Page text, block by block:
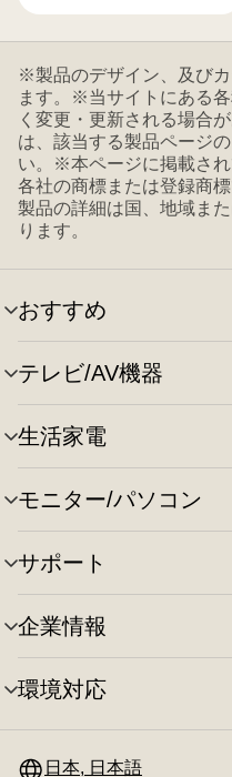
※製品のデザイン、及び
ます。※当サイトにある
く変更・更新される場合
は、該当する製品ページ
い。※本ページに掲載さ
各社の商標または登録商
製品の詳細は国、地域ま
ります。
おすすめ
メ
ニ
ュ
ー
の
切
り
替
え
テレビ/AV機器
メ
ニ
ュ
ー
の
切
り
替
え
生活家電
メ
ニ
ュ
ー
の
切
り
替
え
モニター/パソコン
メ
ニ
ュ
ー
の
切
り
替
え
サポート
メ
ニ
ュ
ー
の
切
り
替
企業情報
メ
ニ
ュ
ー
の
り
環境対応
メ
ー
日本, 日本語